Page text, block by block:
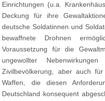
Einrichtungen (u.a.
Deckung für ihre
deutsche Soldatinnen und
bewaffnete Drohnen
Voraussetzung für die
ungewollter
Zivilbevölkerung, aber auch
Waffen, die diesen
Deutschland konsequent